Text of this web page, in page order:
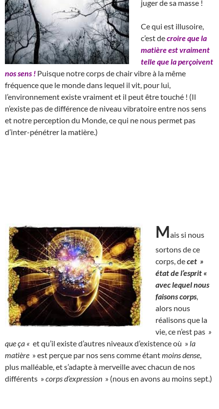
juger de sa masse !
Ce qui est illusoire,
c’est decroire que la
matière est vraiment
telle que la perçoivent
nos sens ! Puisque notre corps de chair vibre à la même
fréquence que le monde dans lequel il vit, pour lui,
l’environnement existe vraiment et il peut être touché ! (Il
n’existe pas de différence de niveau vibratoire entre nos sens
et notre perception du Monde, ce qui ne nous permet pas
d’inter-pénétrer la matière.)
Mais si nous
sortons de ce
corps, decet »
état de l’esprit «
avec lequel nous
faisons corps
alors nous
réalisons que la
vie, ce n’est pas »
que ça « et qu’il existe d’autres niveaux d’existence où » la
matière » est perçue par nos sens comme étantmoins dense
plus malléable, et s’adapte à merveille avec chacun de nos
différents »corps d’expression » (nous en avons au moins sept.)